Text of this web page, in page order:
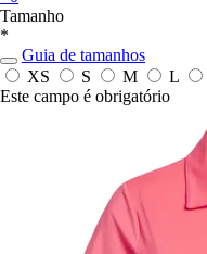
Tamanho
*
Guia de tamanhos
XS
S M L
Este campo é obrigatório